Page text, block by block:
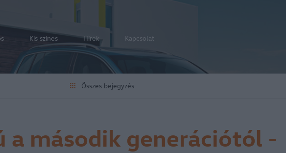
Kis színes Hírek Kapcsolat
Összes bejegyzés
a második generációtól -